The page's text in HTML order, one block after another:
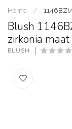
Home /
Blush
zirkonia
BLUSH